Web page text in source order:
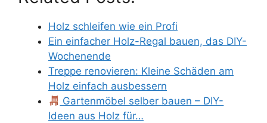
Holz schleifen wie ein Profi
Ein einfacher Holz-Regal bauen, das DIY-
Wochenende
Treppe renovieren: Kleine Schäden am
Holz einfach ausbessern
Gartenmöbel selber bauen – DIY-
Ideen aus Holz für…